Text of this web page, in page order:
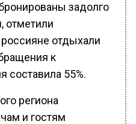
задолго
отметили
отдыхали
к
составила 55%.
региона
и гостям